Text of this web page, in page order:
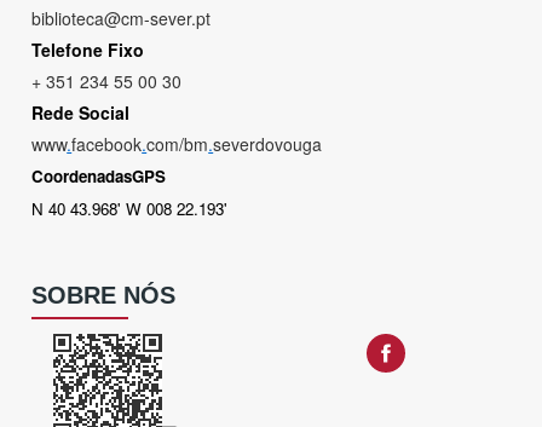
biblioteca@cm-sever.pt
Telefone Fixo
+ 351 234 55 00 30
Rede Social
www.facebook.com/bm.severdovouga
CoordenadasGPS
N 40 43.968' W 008 22.193'
SOBRE NÓS